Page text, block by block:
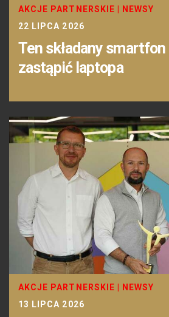
AKCJE PARTNERSKIE
NEWSY
22 LIPCA 2026
Ten składany
zastąpić laptopa
AKCJE PARTNERSKIE
NEWSY
13 LIPCA 2026